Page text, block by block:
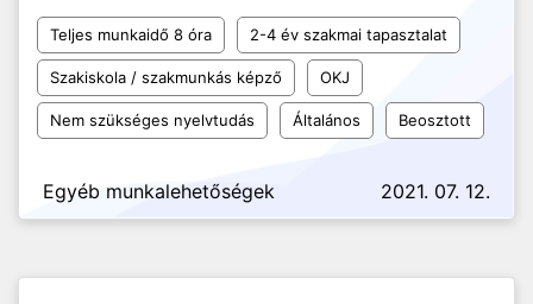
Teljes munkaidő 8 óra 2-4 év szakmai tapasztalat
Szakiskola / szakmunkás képző OKJ
Nem szükséges nyelvtudás Általános Beosztott
Egyéb munkalehetőségek 2021. 07. 12.